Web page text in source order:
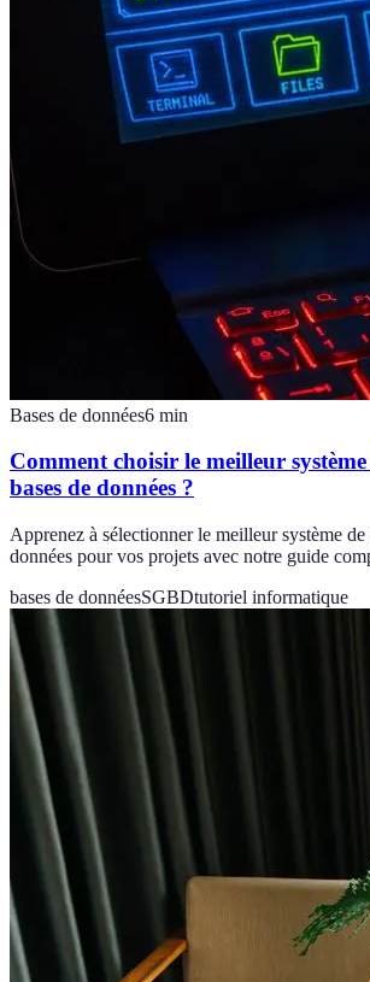
Bases de données6 min
Comment choisir le meilleur
bases de données ?
Apprenez à sélectionner le meilleur système de
données pour vos projets avec notre guide
bases de donnéesSGBDtutoriel informatique